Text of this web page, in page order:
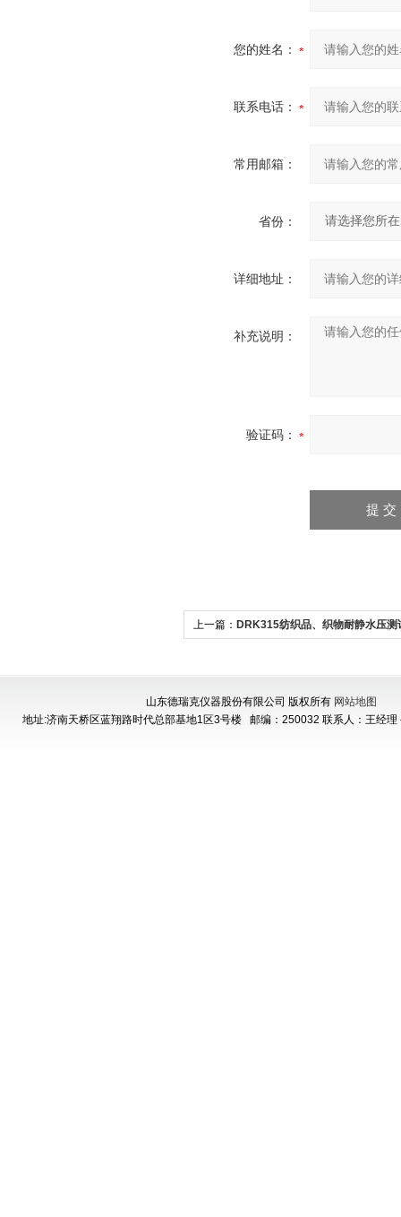
您的姓名：
联系电话：
常用邮箱：
省份：
详细地址：
补充说明：
验证码：
上一篇： DRK315纺织品、织物耐静水压测
山东德瑞克仪器股份有限公司 版权所有 网站地图
地址:济南天桥区蓝翔路时代总部基地1区3号楼 邮编：250032 联系人：王经